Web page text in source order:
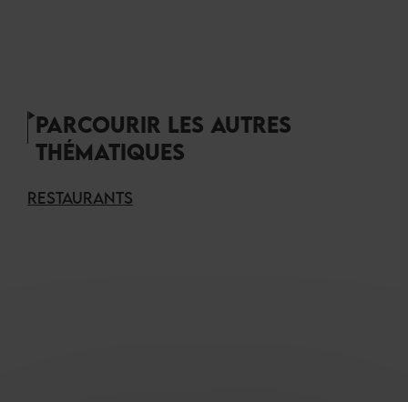
PARCOURIR LES AUTRES
THÉMATIQUES
RESTAURANTS